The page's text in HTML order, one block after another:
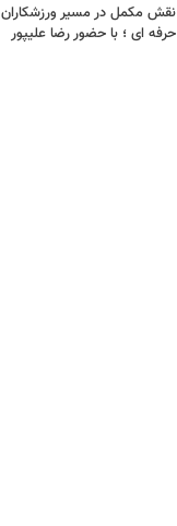
نقش مکمل در مسیر ورزشکاران
حرفه ای ؛ با حضور رضا علیپور